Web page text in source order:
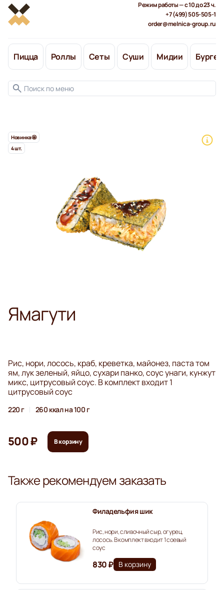
Режим работы — с 10 до 23 ч.
+7 (499) 505-505-1
order@melnica-group.ru
Пицца Роллы Сеты Суши Мидии
Новинка🤩
4 шт.
Ямагути
Рис, нори, лосось, краб, креветка, майонез, паста том
ям, лук зеленый, яйцо, сухари панко, соус унаги, кунжут
микс, цитрусовый соус. В комплект входит 1
цитрусовый соус
220 г 260 ккал на 100 г
500 ₽ В корзину
Также рекомендуем заказать
Филадельфия шик
Рис, нори, сливочный сыр, огурец,
лосось. В комплект входит 1 соевый
соус
830 ₽ В корзину